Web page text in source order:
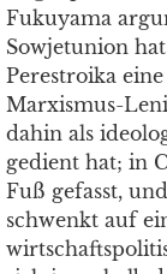
Fukuyama
Sowjetunion
Perestroika
Marxismus-
dahin als
gedient hat; in
Fuß gefasst,
schwenkt auf